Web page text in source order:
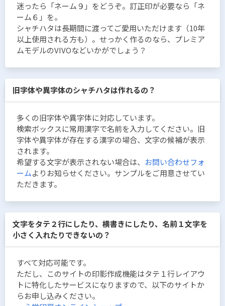
迷ったら「ネーム９」をどうぞ。訂正印が必要なら「ネ
ーム６」を。
シャチハタは長期間に渡ってご愛用いただけます（10年
以上使用される方も）。せっかく作るのなら、プレミア
ムモデルのVIVOなどいかがでしょう？
旧字体や異字体のシャチハタは作れるの？
多くの旧字体や異字体に対応しています。
検索ボックスに常用漢字で名前を入力してください。旧
字体や異字体が存在する漢字の場合、文字の候補が表示
されます。
希望する文字が表示されない場合は、 お問い合わせフォ
ームよりお知らせください。サンプルをご用意させてい
ただきます。
文字をタテ２行にしたり、横書きにしたり、名前１文字を
小さく入れたりできないの？
すべて対応可能です。
ただし、このサイトの印影作成機能はタテ１行レイアウ
トに特化したサービスになりますので、以下のサイトか
らお申し込みください。